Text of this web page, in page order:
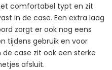
comfortabel typt en zit
in de case. Een extra laag
zorgt er ook nog eens
tijdens gebruik en voor
case zit ook een sterke
afsluit.